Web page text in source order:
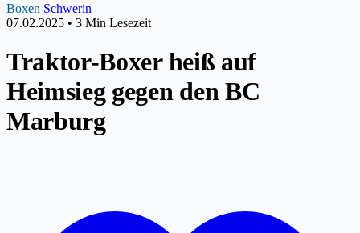
Boxen Schwerin
07.02.2025 • 3 Min Lesezeit
Traktor-Boxer heiß auf
Heimsieg gegen den BC
Marburg